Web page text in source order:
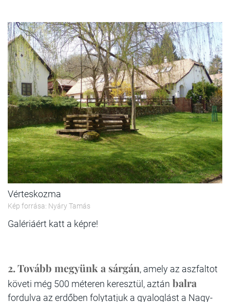
Vérteskozma
Kép forrása: Nyáry Tamás
Galériáért katt a képre!
2.Tovább megyünk a sárgán, amely az aszfaltot
követi még 500 méteren keresztül, aztán balra
fordulva az erdőben folytatjuk a gyaloglást a Nagy-